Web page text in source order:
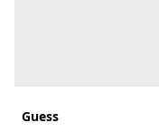
Guess